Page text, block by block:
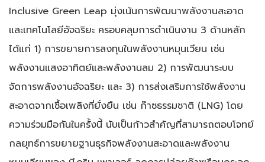
Inclusive Green Leap มุ่งเน้นการพัฒนาพลังงานสะอาด
และเทคโนโลยีอัจฉริยะ ครอบคลุมการดำเนินงาน 3 ด้านหลัก
ได้แก่ 1) การขยายการลงทุนในพลังงานหมุนเวียน เช่น
พลังงานแสงอาทิตย์และพลังงานลม 2) การพัฒนาระบบ
จัดการพลังงานอัจฉริยะ และ 3) การส่งเสริมการใช้พลังงาน
สะอาดจากเชื้อเพลิงที่ยั่งยืน เช่น ก๊าซธรรมชาติ (LNG) โดย
ความร่วมมือกันในครั้งนี้ นับเป็นก้าวสำคัญที่สามารถตอบโจทย์
กลยุทธ์การขยายฐานธุรกิจพลังงานสะอาดและพลังงาน